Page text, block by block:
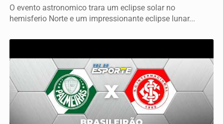
O evento astronomico trara um eclipse solar no
hemisferio Norte e um impressionante eclipse lunar...